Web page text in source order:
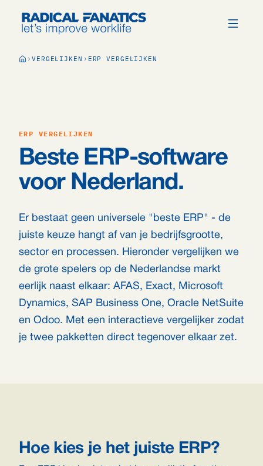
VERGELIJKEN ERP VERGELIJKEN
ERP VERGELIJKEN
Beste ERP-software
voor Nederland.
Er bestaat geen universele "beste ERP" - de
juiste keuze hangt af van je bedrijfsgrootte,
sector en processen. Hieronder vergelijken we
de grote spelers op de Nederlandse markt
eerlijk naast elkaar: AFAS, Exact, Microsoft
Dynamics, SAP Business One, Oracle NetSuite
en Odoo. Met een interactieve vergelijker zodat
je twee pakketten direct tegenover elkaar zet.
Hoe kies je het juiste ERP?